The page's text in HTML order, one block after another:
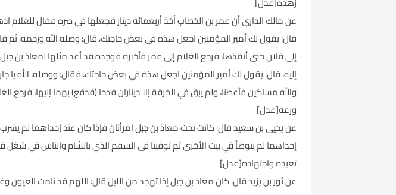
عن مالك الداري أن عمر بن الخطاب أخذ أربعمائة دينار فجعلها في صرة فقال للغلام
قال: يقول لك أمير المؤمنين اجعل هذه في بعض حاجتك، قال: وصله الله ورحمه، ثم
إلى فلان حتى أنفذها، فرجع الغلام إلى عمر فأخبره فوجده قد أعد مثلها لمعاذ بن
إليه، قال: يقول لك أمير المؤمنين اجعل هذه في بعض حاجتك، فقال: ووصله، الله يا
والله مساكين فأعطنا، ولم يبق في الخرقة إلا ديناران فدحا (فدفع) بهما إليها،
ورعه[عدل]
عن يحيى بن سعيد قال: كانت تحت معاذ بن جبل امرأتان فإذا كان عند إحداهما لم
إحداهما لم يتوضأ في بيت الأخرى ثم توفيتا في السقم الذي بالشام والناس في شغل
تعبده واجتهاده[عدل]
عن ثور بن يزيد قال: كان معاذ بن جبل إذا تهجد من الليل قال: اللهم قد نامت